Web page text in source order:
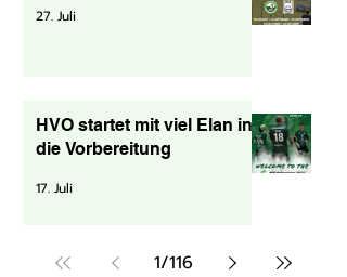
27. Juli
HVO startet mit viel Elan in
die Vorbereitung
17. Juli
1/116